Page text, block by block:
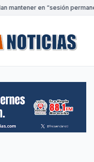
mantener en “sesión